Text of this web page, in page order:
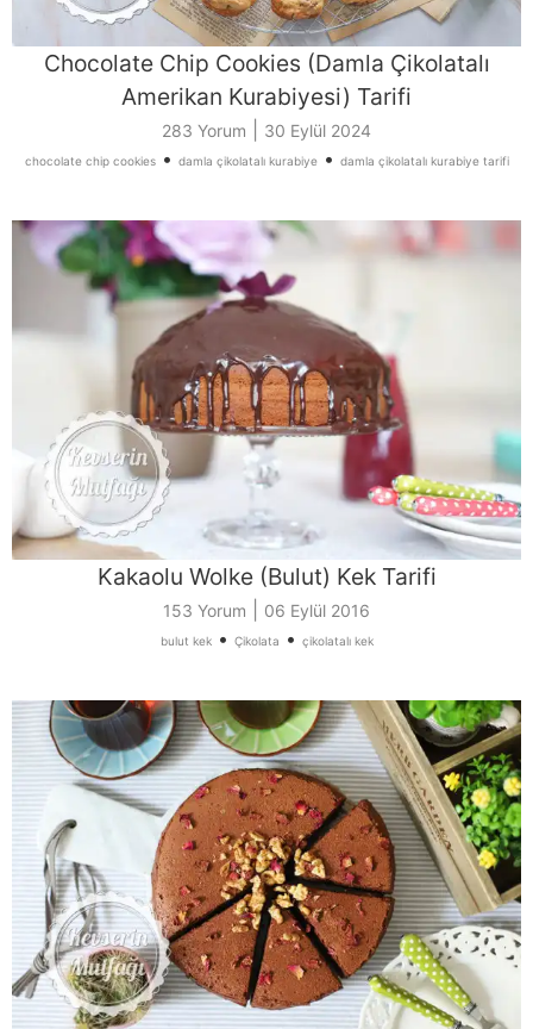
Chocolate Chip Cookies (Damla Çikolatalı
Amerikan Kurabiyesi) Tarifi
283 Yorum 30 Eylül 2024
chocolate chip cookies• damla çikolatalı kurabiye• damla çikolatalı kurabiye tarifi
Kakaolu Wolke (Bulut) Kek Tarifi
153 Yorum 06 Eylül 2016
bulut kek• Çikolata • çikolatalı kek